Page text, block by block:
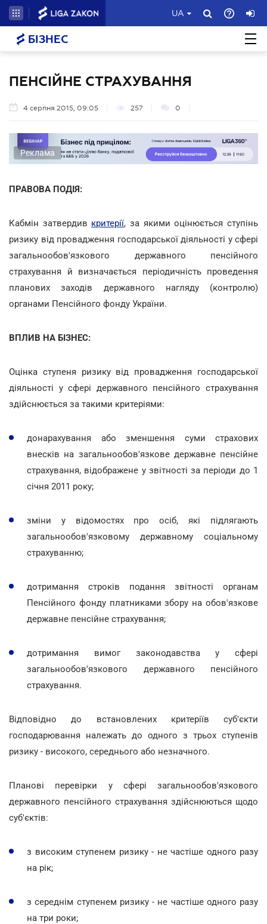
UA
БІЗНЕС
ПЕНСІЙНЕ СТРАХУВАННЯ
4 серпня 2015, 09:05 257 0
Реклама
ПРАВОВА ПОДІЯ:
Кабмін затвердив критерії, за якими оцінюється ступінь
ризику від провадження господарської діяльності у сфері
загальнообов'язкового державного пенсійного
страхування й визначається періодичність проведення
планових заходів державного нагляду (контролю)
органами Пенсійного фонду України.
ВПЛИВ НА БІЗНЕС:
Оцінка ступеня ризику від провадження господарської
діяльності у сфері державного пенсійного страхування
здійснюється за такими критеріями:
донарахування або зменшення суми страхових
внесків на загальнообов'язкове державне пенсійне
страхування, відображене у звітності за періоди до 1
січня 2011 року;
зміни у відомостях про осіб, які підлягають
загальнообов'язковому державному соціальному
страхуванню;
дотримання строків подання звітності органам
Пенсійного фонду платниками збору на обов'язкове
державне пенсійне страхування;
дотримання вимог законодавства у сфері
загальнообов'язкового державного пенсійного
страхування.
Відповідно до встановлених критеріїв суб'єкти
господарювання належать до одного з трьох ступенів
ризику - високого, середнього або незначного.
Планові перевірки у сфері загальнообов'язкового
державного пенсійного страхування здійснюються щодо
суб'єктів:
з високим ступенем ризику - не частіше одного разу
на рік;
з середнім ступенем ризику - не частіше одного разу
на три роки;